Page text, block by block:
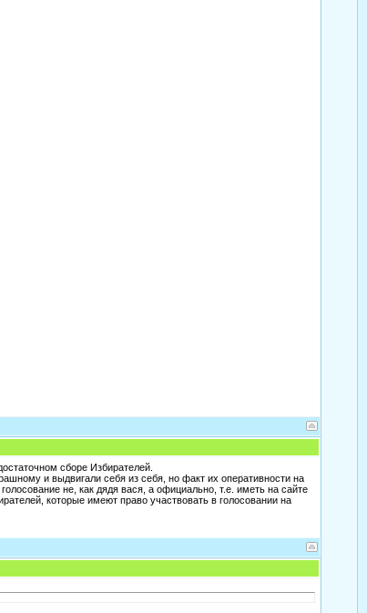
сборе Избирателей.
и выдвигали себя из себя, но факт их оперативности на
не, как дядя вася, а официально, т.е. иметь на сайте
которые имеют право участвовать в голосовании на